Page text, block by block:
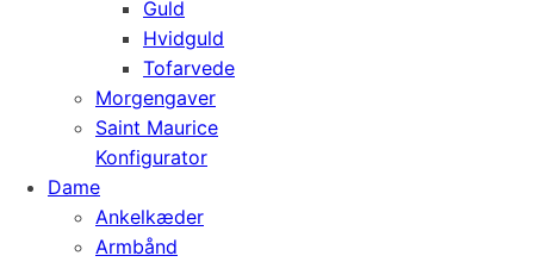
Guld
Hvidguld
Tofarvede
Morgengaver
Saint Maurice
Konfigurator
Dame
Ankelkæder
Armbånd